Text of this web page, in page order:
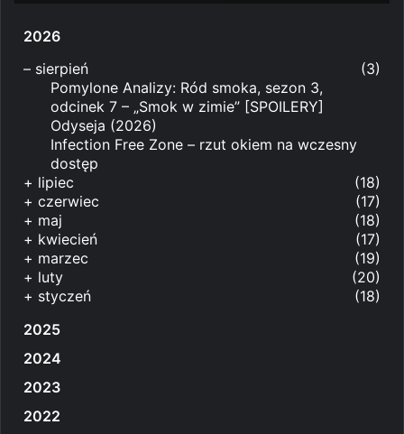
2026
– sierpień
(3)
Pomylone Analizy: Ród smoka, sezon 3,
odcinek 7 – „Smok w zimie” [SPOILERY]
Odyseja (2026)
Infection Free Zone – rzut okiem na wczesny
dostęp
+ lipiec
(18)
+ czerwiec
(17)
+ maj
(18)
+ kwiecień
(17)
+ marzec
(19)
+ luty
(20)
+ styczeń
(18)
2025
2024
2023
2022